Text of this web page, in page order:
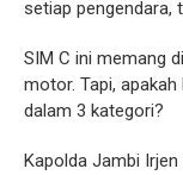
setiap pengendara,
SIM C ini memang
motor. Tapi, apakah
dalam 3 kategori?
Kapolda Jambi